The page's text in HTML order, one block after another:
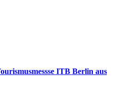
ITB Berlin aus